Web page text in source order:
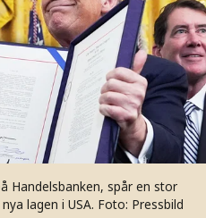
Handelsbanken, spår en stor
lagen i USA. Foto: Pressbild